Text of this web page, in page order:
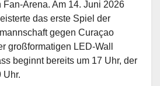
Fan-Arena. Am 14. Juni 2026
das erste Spiel der
gegen Curaçao
großformatigen LED-Wall
beginnt bereits um 17 Uhr, der
Uhr.